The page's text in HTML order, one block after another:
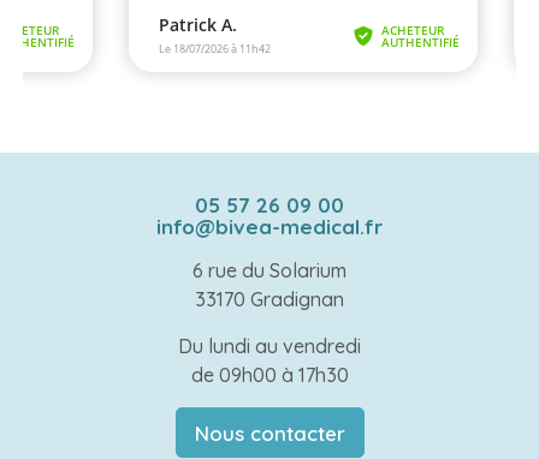
05 57 26 09 00
info@bivea-medical.fr
6 rue du Solarium
33170 Gradignan
Du lundi au vendredi
de 09h00 à 17h30
Nous contacter